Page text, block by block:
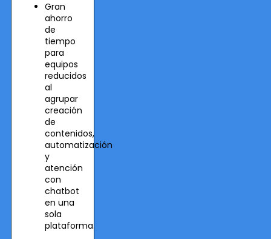
Gran
ahorro
de
tiempo
para
equipos
reducidos
al
agrupar
creación
de
contenidos,
automatización
y
atención
con
chatbot
en una
sola
plataforma.